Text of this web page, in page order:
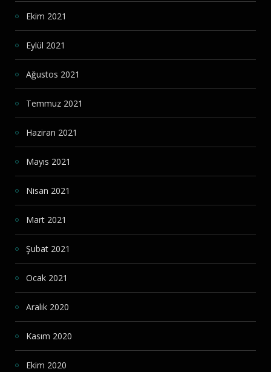
Ekim 2021
Eylül 2021
Ağustos 2021
Temmuz 2021
Haziran 2021
Mayıs 2021
Nisan 2021
Mart 2021
Şubat 2021
Ocak 2021
Aralık 2020
Kasım 2020
Ekim 2020